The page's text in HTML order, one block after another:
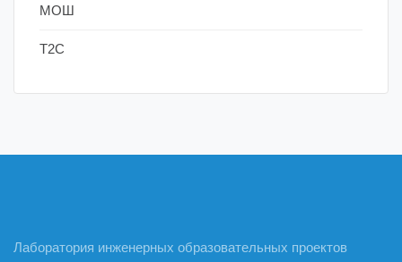
МОШ
Т2С
Лаборатория инженерных образовательных проектов